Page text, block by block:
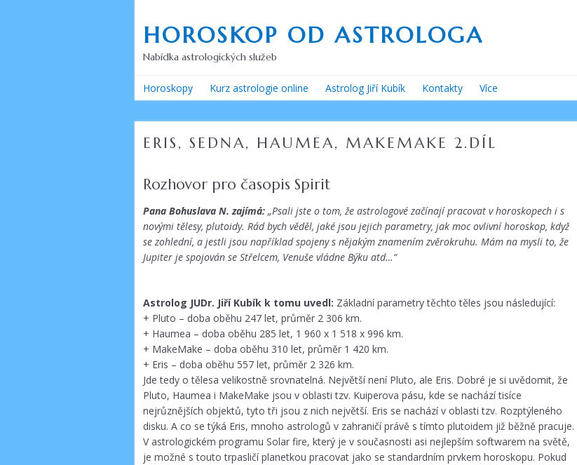
obsahu
webu
HOROSKOP OD ASTROLOGA
Nabídka astrologických služeb
Horoskopy Kurz astrologie online Astrolog Jiří Kubík Kontakty
Více
Astrologie Facebook
Kompozitní horoskop
Stálice
MakeMake 2.díl
Eris, Sedna, Haumea,
MakeMake 1.díl
Horoskop České
republiky
ERIS, SEDNA, HAUMEA, MAKEMAKE 2.DÍL
Rozhovor pro časopis Spirit
Pana Bohuslava N. zajímá: „Psali jste o tom, že astrologové začínají pracovat v horoskopech i s
novými tělesy, plutoidy. Rád bych věděl, jaké jsou jejich parametry, jak moc ovlivní horoskop, když
se zohlední, a jestli jsou například spojeny s nějakým znamením zvěrokruhu. Mám na mysli to, že
Jupiter je spojován se Střelcem, Venuše vládne Býku atd…“
Astrolog JUDr. Jiří Kubík k tomu uvedl: Základní parametry těchto těles jsou následující:
+ Pluto – doba oběhu 247 let, průměr 2 306 km.
+ Haumea – doba oběhu 285 let, 1 960 x 1 518 x 996 km.
+ MakeMake – doba oběhu 310 let, průměr 1 420 km.
+ Eris – doba oběhu 557 let, průměr 2 326 km.
Jde tedy o tělesa velikostně srovnatelná. Největší není Pluto, ale Eris. Dobré je si uvědomit, že
Pluto, Haumea i MakeMake jsou v oblasti tzv. Kuiperova pásu, kde se nachází tisíce
nejrůznějších objektů, tyto tři jsou z nich největší. Eris se nachází v oblasti tzv. Rozptýleného
disku. A co se týká Eris, mnoho astrologů v zahraničí právě s tímto plutoidem již běžně pracuje.
V astrologickém programu Solar fire, který je v současnosti asi nejlepším softwarem na světě,
je možné s touto trpasličí planetkou pracovat jako se standardním prvkem horoskopu. Pokud